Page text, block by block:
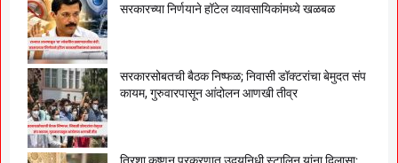
सरकारच्या निर्णयाने हॉटेल व्यावसायिकांमध्ये खळबळ
सरकारसोबतची बैठक निष्फळ; निवासी डॉक्टरांचा बेमुदत संप
कायम, गुरुवारपासून आंदोलन आणखी तीव्र